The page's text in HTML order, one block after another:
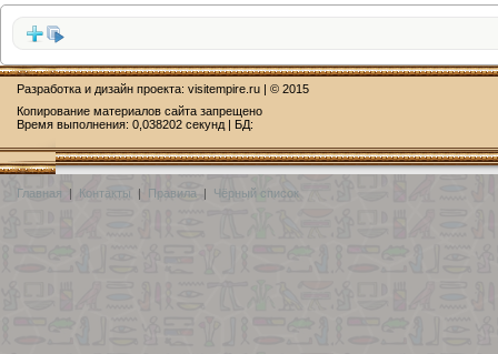
Разработка и дизайн проекта: visitempire.ru | © 2015
Копирование материалов сайта запрещено
Время выполнения: 0,038202 секунд | БД:
Главная | Контакты | Правила | Чёрный список